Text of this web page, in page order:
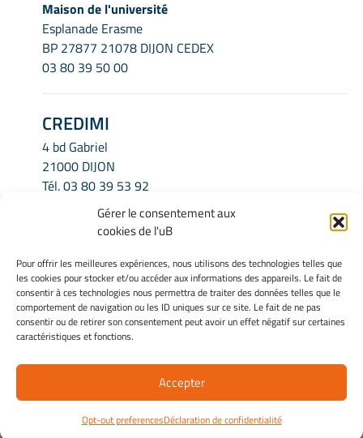
Gérer le consentement aux
cookies de l'uB
Pour offrir les meilleures expériences, nous utilisons des technologies telles que
les cookies pour stocker et/ou accéder aux informations des appareils. Le fait de
consentir à ces technologies nous permettra de traiter des données telles que le
comportement de navigation ou les ID uniques sur ce site. Le fait de ne pas
consentir ou de retirer son consentement peut avoir un effet négatif sur certaines
caractéristiques et fonctions.
Accepter
Opt-out preferencesDéclaration de confidentialité
Maison de l'université
Esplanade Erasme
BP 27877 21078 DIJON CEDEX
03 80 39 50 00
CREDIMI
4 bd Gabriel
21000 DIJON
Tél.03 80 39 53 92
credimi.secretariat@u-bourgogne.fr
INFORMATIONS LÉGALES
Mentions légales
Gérer mes cookies
Politique de cookies
Déclaration de confidentialité
Avertissement
Site Officiel - Credimi @ 2026
Copyright Université de Bourgogne Europe